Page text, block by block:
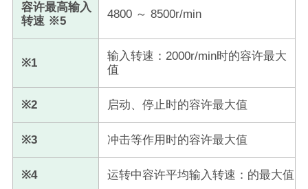
容许最高输入
转速 ※5
4800 ～ 8500r/min
※1
输入转速：2000r/min时的容许最大
值
※2 启动、停止时的容许最大值
※3 冲击等作用时的容许最大值
※4 运转中容许平均输入转速：的最大值